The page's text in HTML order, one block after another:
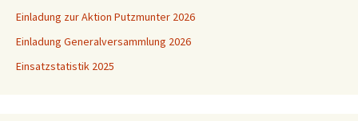
Einladung zur Aktion Putzmunter 2026
Einladung Generalversammlung 2026
Einsatzstatistik 2025